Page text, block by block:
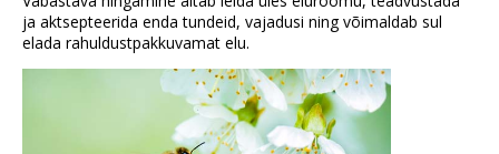
ja aktsepteerida enda tundeid, vajadusi ning võimaldab sul
elada rahuldustpakkuvamat elu.